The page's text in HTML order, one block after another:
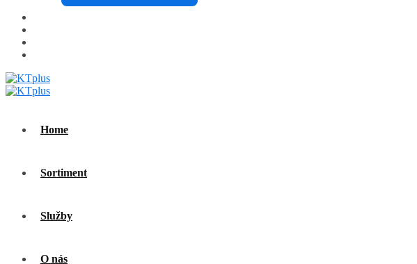
Home
Sortiment
Služby
O nás